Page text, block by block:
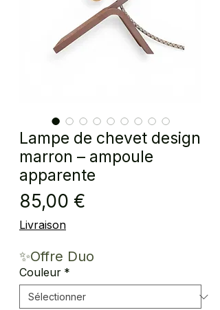
Lampe de chevet design
marron – ampoule
apparente
85,00 €
Livraison
✨Offre Duo
Couleur *